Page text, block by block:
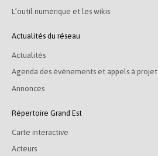
L’outil numérique et les wikis
Actualités du réseau
Actualités
Agenda des événements et appels à projet
Annonces
Répertoire Grand Est
Carte interactive
Acteurs